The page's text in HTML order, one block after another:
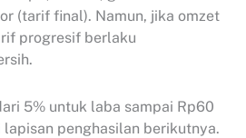
(tarif final). Namun, jika omzet
progresif berlaku
5% untuk laba sampai Rp60
lapisan penghasilan berikutnya.